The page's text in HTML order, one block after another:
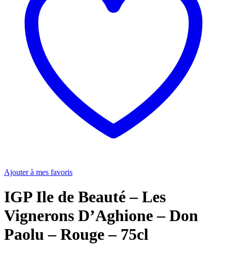
Ajouter à mes favoris
IGP Ile de Beauté – Les
Vignerons D’Aghione – Don
Paolu – Rouge – 75cl